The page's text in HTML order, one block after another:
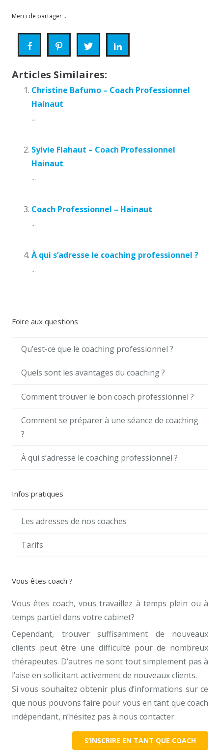
Merci de partager ...
Articles Similaires:
Christine Bafumo – Coach Professionnel
Hainaut
...
Sylvie Flahaut – Coach Professionnel
Hainaut
...
Coach Professionnel – Hainaut
...
À qui s’adresse le coaching professionnel ?
...
Foire aux questions
Qu’est-ce que le coaching professionnel ?
Quels sont les avantages du coaching ?
Comment trouver le bon coach professionnel ?
Comment se préparer à une séance de coaching
?
À qui s’adresse le coaching professionnel ?
Infos pratiques
Les adresses de nos coaches
Tarifs
Vous êtes coach ?
Vous êtes coach, vous travaillez à temps plein ou à
temps partiel dans votre cabinet?
Cependant, trouver suffisamment de nouveaux
clients peut être une difficulté pour de nombreux
thérapeutes. D’autres ne sont tout simplement pas à
l’aise en sollicitant activement de nouveaux clients.
Si vous souhaitez obtenir plus d’informations sur ce
que nous pouvons faire pour vous en tant que coach
indépendant, n’hésitez pas à nous contacter.
S’INSCRIRE EN TANT QUE COACH